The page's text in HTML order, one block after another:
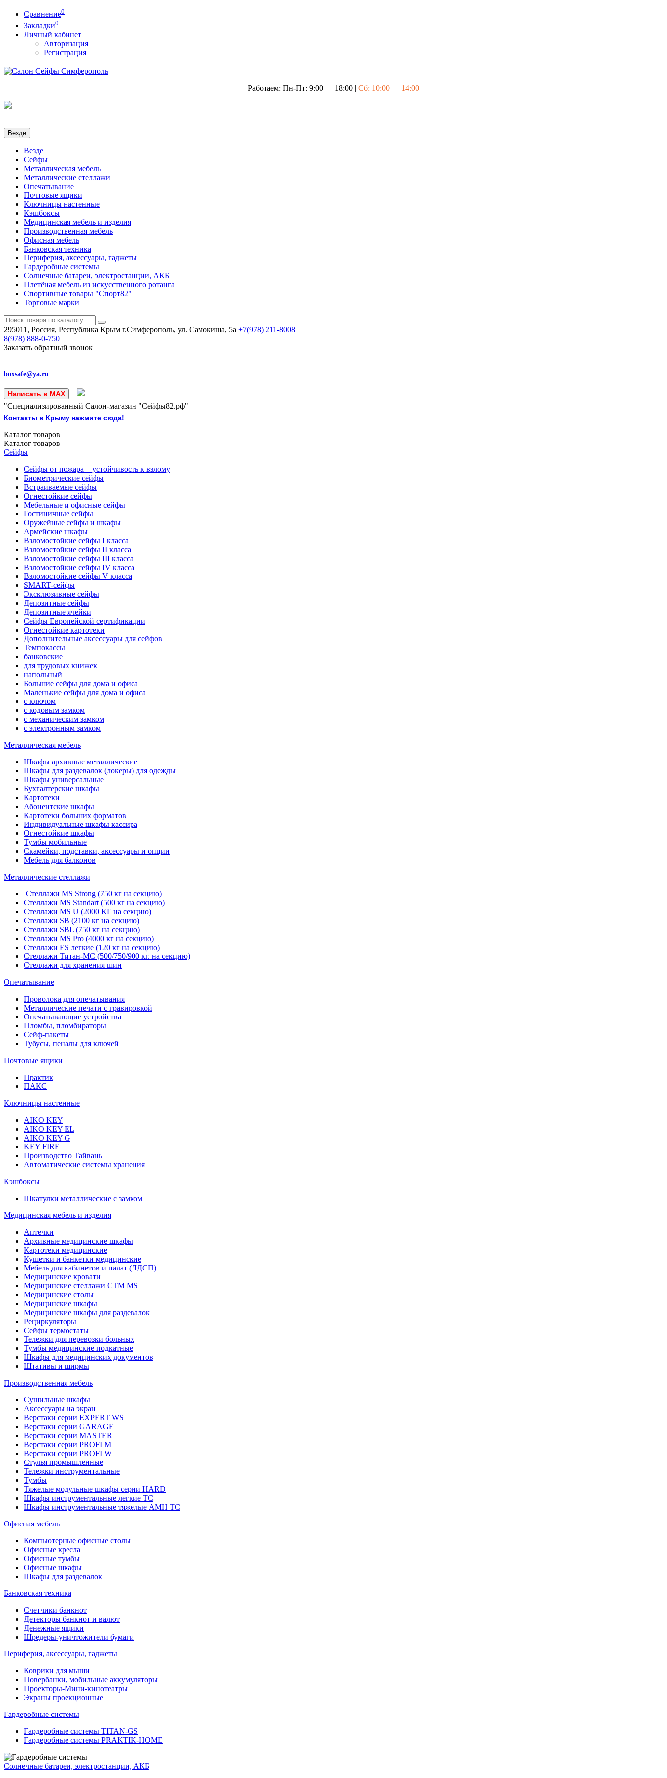
Сравнение0
Закладки0
Личный кабинет
Авторизация
Регистрация
Работаем: Пн-Пт: 9:00 — 18:00 | Сб: 10:00 — 14:00
Везде
Везде
Сейфы
Металлическая мебель
Металлические стеллажи
Опечатывание
Почтовые ящики
Ключницы настенные
Кэшбоксы
Медицинская мебель и изделия
Производственная мебель
Офисная мебель
Банковская техника
Периферия, аксессуары, гаджеты
Гардеробные системы
Солнечные батареи, электростанции, АКБ
Плетёная мебель из искусственного ротанга
Спортивные товары "Спорт82"
Торговые марки
295011, Россия, Республика Крым г.Симферополь, ул. Самокиша, 5а +7(978) 211-8008
8(978) 888-0-750
Заказать обратный звонок
boxsafe@ya.ru
Написать в MAX
"Специализированный Салон-магазин "Сейфы82.рф"
Контакты в Крыму нажмите сюда!
Каталог товаров
Каталог товаров
Сейфы
Сейфы от пожара + устойчивость к взлому
Биометрические сейфы
Встраиваемые сейфы
Огнестойкие сейфы
Мебельные и офисные сейфы
Гостиничные сейфы
Оружейные сейфы и шкафы
Армейские шкафы
Взломостойкие сейфы I класса
Взломостойкие сейфы II класса
Взломостойкие сейфы III класса
Взломостойкие сейфы IV класса
Взломостойкие сейфы V класса
SMART-сейфы
Эксклюзивные сейфы
Депозитные сейфы
Депозитные ячейки
Сейфы Европейской сертификации
Огнестойкие картотеки
Дополнительные аксессуары для сейфов
Темпокассы
банковские
для трудовых книжек
напольный
Большие сейфы для дома и офиса
Маленькие сейфы для дома и офиса
с ключом
с кодовым замком
с механическим замком
с электронным замком
Металлическая мебель
Шкафы архивные металлические
Шкафы для раздевалок (локеры) для одежды
Шкафы универсальные
Бухгалтерские шкафы
Картотеки
Абонентские шкафы
Картотеки больших форматов
Индивидуальные шкафы кассира
Огнестойкие шкафы
Тумбы мобильные
Скамейки, подставки, аксессуары и опции
Мебель для балконов
Металлические стеллажи
Стеллажи MS Strong (750 кг на секцию)
Стеллажи MS Standart (500 кг на секцию)
Стеллажи MS U (2000 КГ на секцию)
Стеллажи SB (2100 кг на секцию)
Стеллажи SBL (750 кг на секцию)
Стеллажи MS Pro (4000 кг на секцию)
Стеллажи ES легкие (120 кг на секцию)
Стеллажи Титан-МС (500/750/900 кг. на секцию)
Стеллажи для хранения шин
Опечатывание
Проволока для опечатывания
Металлические печати с гравировкой
Опечатывающие устройства
Пломбы, пломбираторы
Сейф-пакеты
Тубусы, пеналы для ключей
Почтовые ящики
Практик
ПАКС
Ключницы настенные
AIKO KEY
AIKO KEY EL
AIKO KEY G
KEY FIRE
Производство Тайвань
Автоматические системы хранения
Кэшбоксы
Шкатулки металлические с замком
Медицинская мебель и изделия
Аптечки
Архивные медицинские шкафы
Картотеки медицинские
Кушетки и банкетки медицинские
Мебель для кабинетов и палат (ЛДСП)
Медицинские кровати
Медицинские стеллажи CTM MS
Медицинские столы
Медицинские шкафы
Медицинские шкафы для раздевалок
Рециркуляторы
Сейфы термостаты
Тележки для перевозки больных
Тумбы медицинские подкатные
Шкафы для медицинских документов
Штативы и ширмы
Производственная мебель
Cушильные шкафы
Аксессуары на экран
Верстаки серии EXPERT WS
Верстаки серии GARAGE
Верстаки серии MASTER
Верстаки серии PROFI M
Верстаки серии PROFI W
Стулья промышленные
Тележки инструментальные
Тумбы
Тяжелые модульные шкафы серии HARD
Шкафы инструментальные легкие ТС
Шкафы инструментальные тяжелые AMH TC
Офисная мебель
Компьютерные офисные столы
Офисные кресла
Офисные тумбы
Офисные шкафы
Шкафы для раздевалок
Банковская техника
Счетчики банкнот
Детекторы банкнот и валют
Денежные ящики
Шредеры-уничтожители бумаги
Периферия, аксессуары, гаджеты
Коврики для мыши
Повербанки, мобильные аккумуляторы
Проекторы-Мини-кинотеатры
Экраны проекционные
Гардеробные системы
Гардеробные системы TITAN-GS
Гардеробные системы PRAKTIK-HOME
Солнечные батареи, электростанции, АКБ